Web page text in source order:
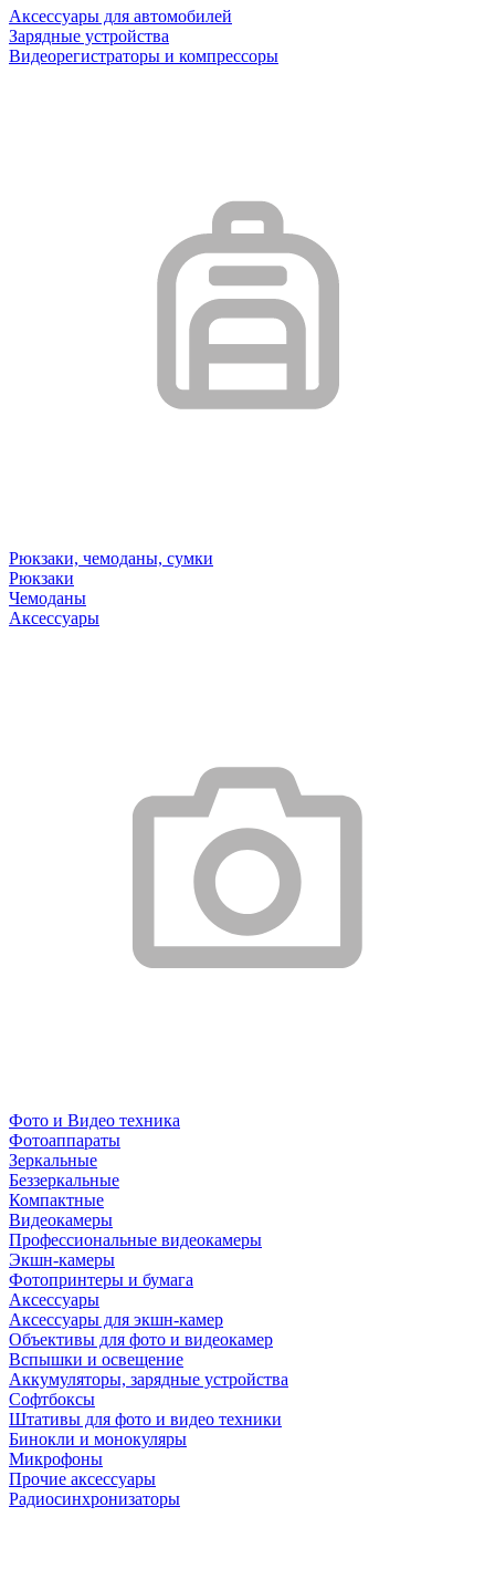
Аксессуары для автомобилей
Зарядные устройства
Видеорегистраторы и компрессоры
Рюкзаки, чемоданы, сумки
Рюкзаки
Чемоданы
Аксессуары
Фото и Видео техника
Фотоаппараты
Зеркальные
Беззеркальные
Компактные
Видеокамеры
Профессиональные видеокамеры
Экшн-камеры
Фотопринтеры и бумага
Аксессуары
Аксессуары для экшн-камер
Объективы для фото и видеокамер
Вспышки и освещение
Аккумуляторы, зарядные устройства
Софтбоксы
Штативы для фото и видео техники
Бинокли и монокуляры
Микрофоны
Прочие аксессуары
Радиосинхронизаторы